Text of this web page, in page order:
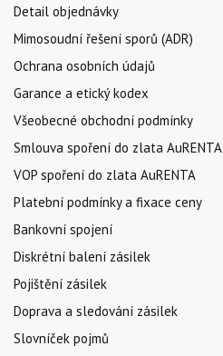
Detail objednávky
Mimosoudní řešení sporů (ADR)
Ochrana osobních údajů
Garance a etický kodex
Všeobecné obchodní podmínky
Smlouva spoření do zlata AuRENTA
VOP spoření do zlata AuRENTA
Platební podmínky a fixace ceny
Bankovní spojení
Diskrétní balení zásilek
Pojištění zásilek
Doprava a sledování zásilek
Slovníček pojmů